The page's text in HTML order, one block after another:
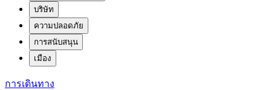
บริษัท
ความปลอดภัย
การสนับสนุน
เมือง
การเดินทาง